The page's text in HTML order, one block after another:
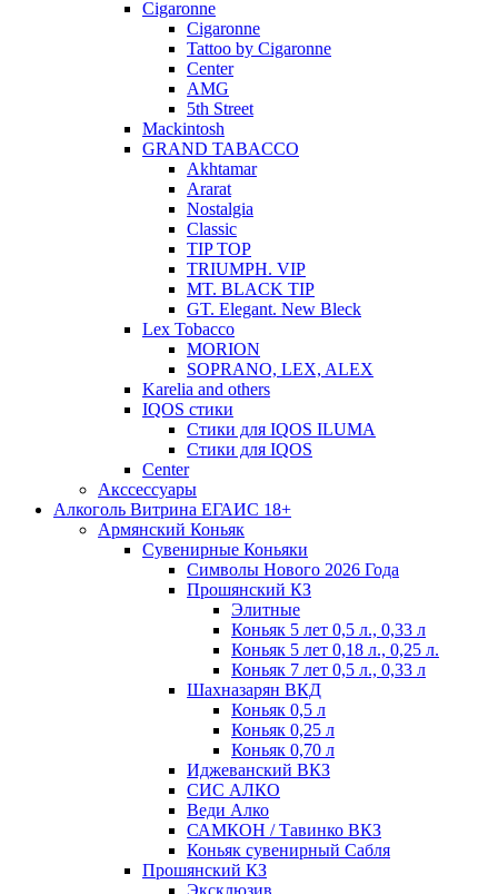
Cigaronne
Cigaronne
Tattoo by Cigaronne
Center
AMG
5th Street
Mackintosh
GRAND TABACCO
Akhtamar
Ararat
Nostalgia
Classic
TIP TOP
TRIUMPH. VIP
MT. BLACK TIP
GT. Elegant. New Bleck
Lex Tobacco
MORION
SOPRANO, LEX, ALEX
Karelia and others
IQOS стики
Стики для IQOS ILUMA
Стики для IQOS
Сenter
Акссессуары
Алкоголь Витрина ЕГАИС 18+
Армянский Коньяк
Сувенирные Коньяки
Символы Нового 2026 Года
Прошянский КЗ
Элитные
Коньяк 5 лет 0,5 л., 0,33 л
Коньяк 5 лет 0,18 л., 0,25 л.
Коньяк 7 лет 0,5 л., 0,33 л
Шахназарян ВКД
Коньяк 0,5 л
Коньяк 0,25 л
Коньяк 0,70 л
Иджеванский ВКЗ
СИС АЛКО
Веди Алко
САМКОН / Тавинко ВКЗ
Коньяк сувенирный Сабля
Прошянский КЗ
Эксклюзив